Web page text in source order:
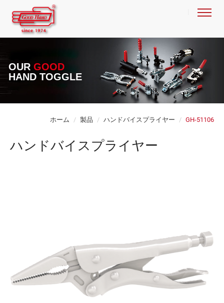
OUR GOOD
HAND TOGGLE
ホーム 製品 ハンドバイスプライヤー GH-51106
ハンドバイスプライヤー